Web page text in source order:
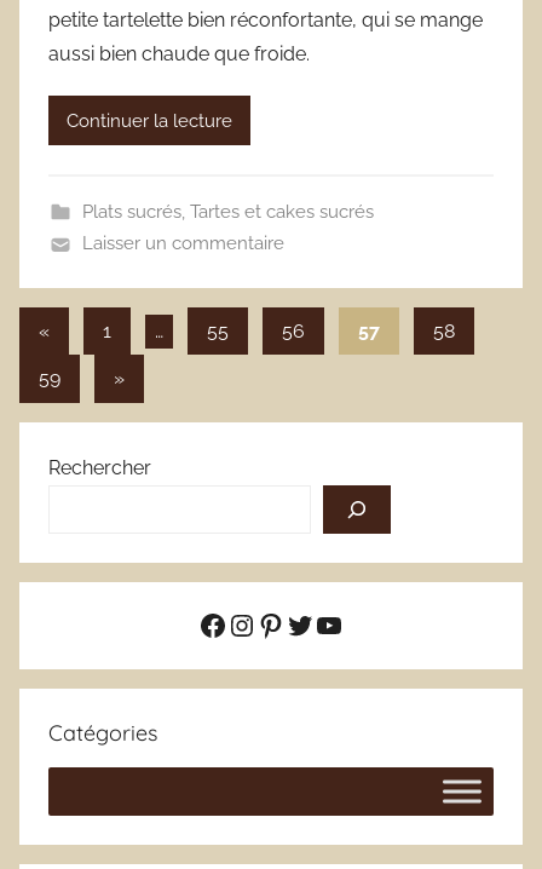
petite tartelette bien réconfortante, qui se mange
aussi bien chaude que froide.
Continuer la lecture
Plats sucrés, Tartes et cakes sucrés
Laisser un commentaire
Pagination
des
publications
«Publications
1 … 55 56 57 58
59
Articles
suivants
»
Rechercher
Facebook
Instagram
Pinterest
Twitter
YouTube
Catégories